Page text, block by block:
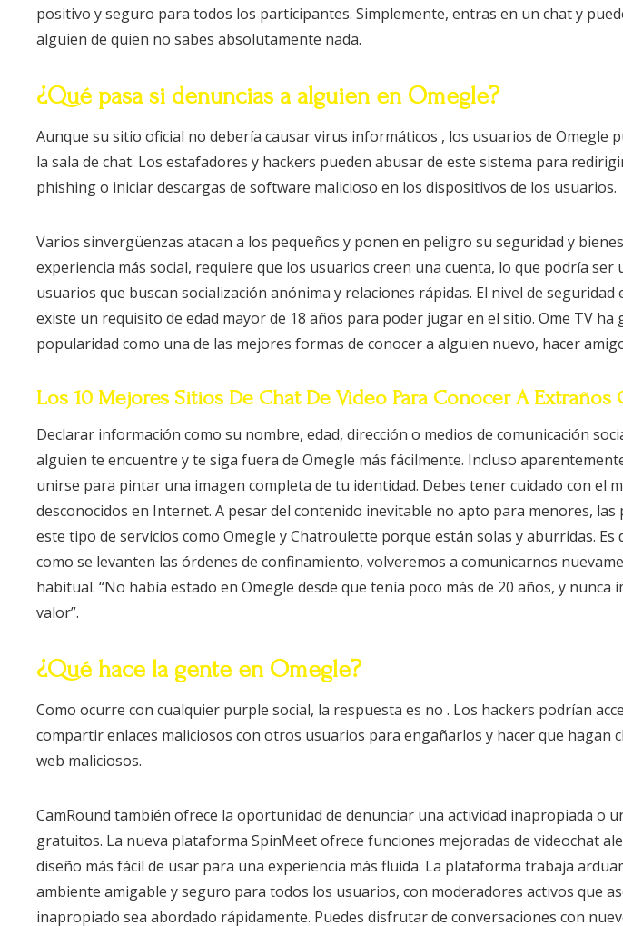
positivo y seguro para todos los participantes. Simplemente, entras en un chat y
alguien de quien no sabes absolutamente nada.
¿Qué pasa si denuncias a alguien en Omegle?
Aunque su sitio oficial no debería causar virus informáticos , los usuarios de Omegle
la sala de chat. Los estafadores y hackers pueden abusar de este sistema para
phishing o iniciar descargas de software malicioso en los dispositivos de los usuarios.
Varios sinvergüenzas atacan a los pequeños y ponen en peligro su seguridad y
experiencia más social, requiere que los usuarios creen una cuenta, lo que podría
usuarios que buscan socialización anónima y relaciones rápidas. El nivel de seguridad
existe un requisito de edad mayor de 18 años para poder jugar en el sitio. Ome TV ha
popularidad como una de las mejores formas de conocer a alguien nuevo, hacer
Los 10 Mejores Sitios De Chat De Video Para Conocer A Extraños
Declarar información como su nombre, edad, dirección o medios de comunicación
alguien te encuentre y te siga fuera de Omegle más fácilmente. Incluso
unirse para pintar una imagen completa de tu identidad. Debes tener cuidado con el
desconocidos en Internet. A pesar del contenido inevitable no apto para menores, las
este tipo de servicios como Omegle y Chatroulette porque están solas y aburridas.
como se levanten las órdenes de confinamiento, volveremos a comunicarnos
habitual. “No había estado en Omegle desde que tenía poco más de 20 años, y nunca
valor”.
¿Qué hace la gente en Omegle?
Como ocurre con cualquier purple social, la respuesta es no . Los hackers podrían
compartir enlaces maliciosos con otros usuarios para engañarlos y hacer que hagan
web maliciosos.
CamRound también ofrece la oportunidad de denunciar una actividad inapropiada o
gratuitos. La nueva plataforma SpinMeet ofrece funciones mejoradas de videochat
diseño más fácil de usar para una experiencia más fluida. La plataforma trabaja
ambiente amigable y seguro para todos los usuarios, con moderadores activos que
inapropiado sea abordado rápidamente. Puedes disfrutar de conversaciones con